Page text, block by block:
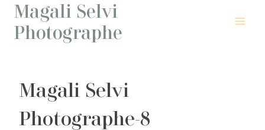
Aller
contenu
Magali Selvi
Photographe
Magali Selvi
Photographe-8